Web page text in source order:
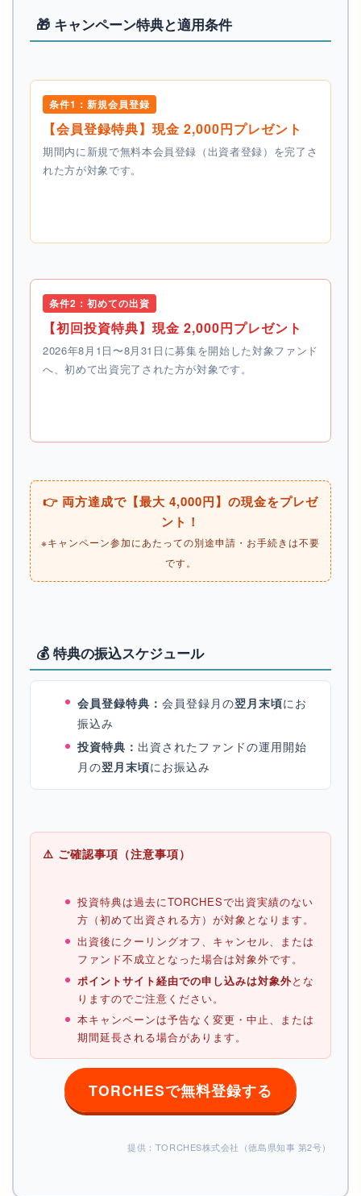
🎁 キャンペーン特典と適用条件
条件1：新規会員登録
【会員登録特典】現金 2,000円プレゼント
期間内に新規で無料本会員登録（出資者登録）を完了さ
れた方が対象です。
条件2：初めての出資
【初回投資特典】現金 2,000円プレゼント
2026年8月1日〜8月31日に募集を開始した対象ファンド
へ、初めて出資完了された方が対象です。
👉 両方達成で【最大 4,000円】の現金をプレゼ
ント！
※キャンペーン参加にあたっての別途申請・お手続きは不要
です。
💰 特典の振込スケジュール
会員登録特典： 会員登録月の翌月末頃にお
振込み
投資特典： 出資されたファンドの運用開始
月の翌月末頃にお振込み
⚠️ ご確認事項（注意事項）
投資特典は過去にTORCHESで出資実績のない
方（初めて出資される方）が対象となります。
出資後にクーリングオフ、キャンセル、または
ファンド不成立となった場合は対象外です。
ポイントサイト経由での申し込みは対象外とな
りますのでご注意ください。
本キャンペーンは予告なく変更・中止、または
期間延長される場合があります。
TORCHESで無料登録する
提供：TORCHES株式会社（徳島県知事 第2号）